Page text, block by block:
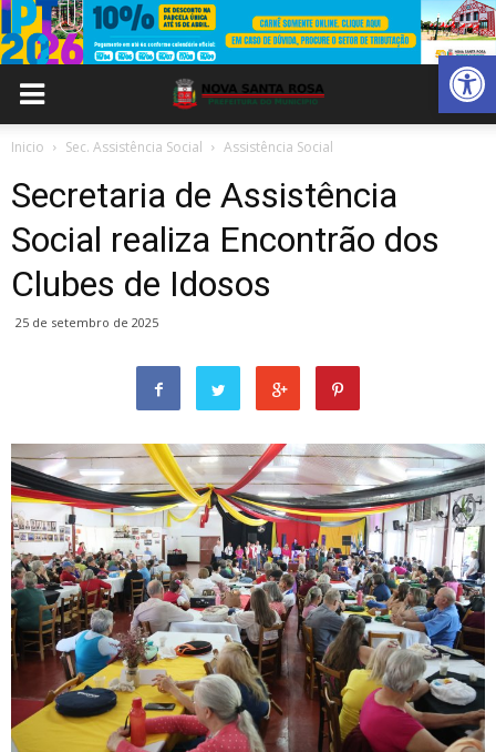
Abrir
Inicio Sec. Assistência Social Assistência Social
Secretaria de Assistência
Social realiza Encontrão dos
Clubes de Idosos
25 de setembro de 2025